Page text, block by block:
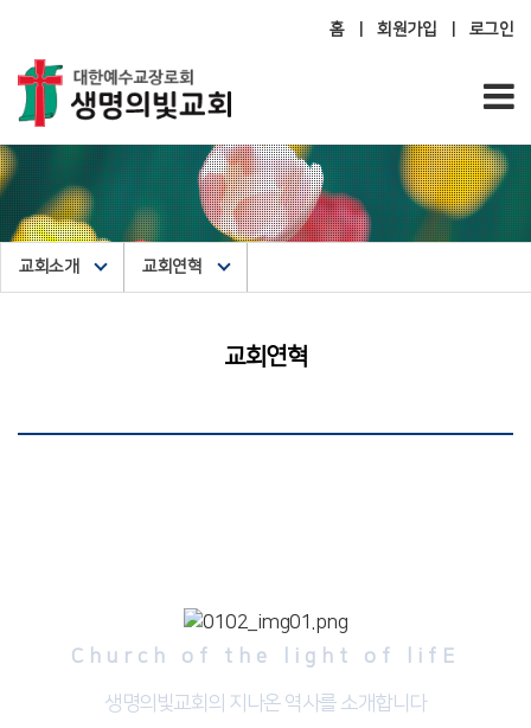
홈 회원가입 로그인
교회소개 교회연혁
교회연혁
Church of the light of lifE
생명의빛교회의 지나온 역사를 소개합니다